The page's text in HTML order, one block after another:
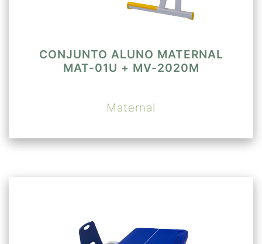
CONJUNTO ALUNO MATERNAL
MAT-01U + MV-2020M
Maternal